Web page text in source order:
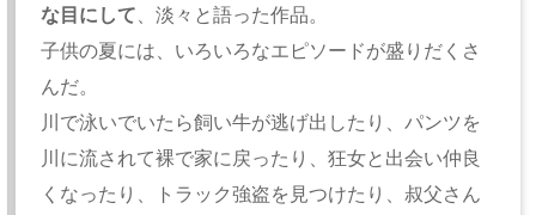
な目にして、淡々と語った作品。
子供の夏には、いろいろなエピソードが盛りだくさ
んだ。
川で泳いでいたら飼い牛が逃げ出したり、パンツを
川に流されて裸で家に戻ったり、狂女と出会い仲良
くなったり、トラック強盗を見つけたり、叔父さん